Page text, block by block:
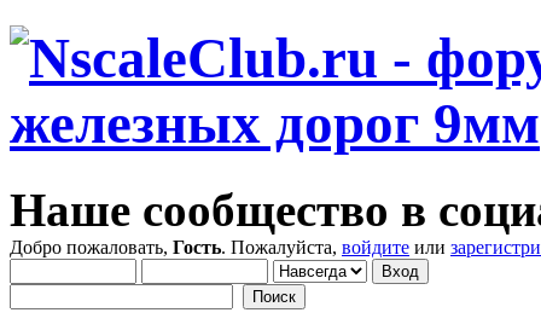
Наше сообщество в
Добро пожаловать, Гость. Пожалуйста, войдите или